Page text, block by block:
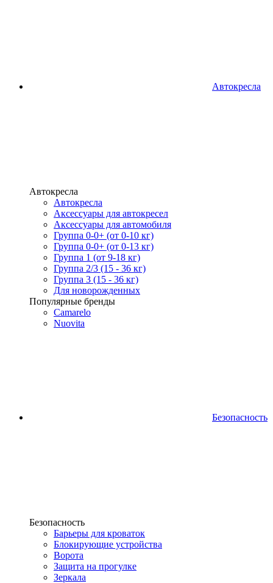
Автокресла
Автокресла
Автокресла
Аксессуары для автокресел
Аксессуары для автомобиля
Группа 0-0+ (от 0-10 кг)
Группа 0-0+ (от 0-13 кг)
Группа 1 (от 9-18 кг)
Группа 2/3 (15 - 36 кг)
Группа 3 (15 - 36 кг)
Для новорожденных
Популярные бренды
Camarelo
Nuovita
Безопасность
Безопасность
Барьеры для кроваток
Блокирующие устройства
Ворота
Защита на прогулке
Зеркала